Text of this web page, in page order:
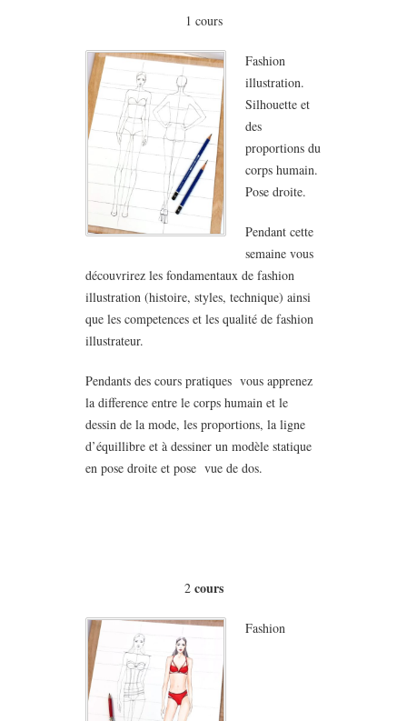
1 cours
Fashion
illustration.
Silhouette et
des
proportions du
corps humain.
Pose droite.
Pendant cette
semaine vous
découvrirez les fondamentaux de fashion
illustration (histoire, styles, technique) ainsi
que les competences et les qualité de fashion
illustrateur.
Pendants des cours pratiques vous apprenez
la difference entre le corps humain et le
dessin de la mode, les proportions, la ligne
d’équillibre et à dessiner un modèle statique
en pose droite et pose vue de dos.
2 cours
Fashion